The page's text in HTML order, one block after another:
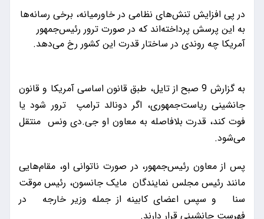
در پی افزایش تنش‌های نظامی در خاورمیانه، برخی رسانه‌ها
به این پرسش پرداخته‌اند که در صورت ترور رئیس‌جمهور
آمریکا چه روندی در ساختار قدرت این کشور رخ می‌دهد.
به گزارش 9 صبح از تایل، طبق قانون اساسی آمریکا و قانون
جانشینی ریاست‌جمهوری، اگر دونالد ترامپ ترور شود یا
فوت کند، قدرت بلافاصله به معاون او جی.دی ونس منتقل
می‌شود.
پس از معاون رئیس‌جمهور، در صورت ناتوانی او، مقام‌هایی
مانند رئیس مجلس نمایندگان مایک جانسون، رئیس موقت
سنا و سپس اعضای کابینه از جمله وزیر خارجه در
فهرست جانشینی قرار دارند.